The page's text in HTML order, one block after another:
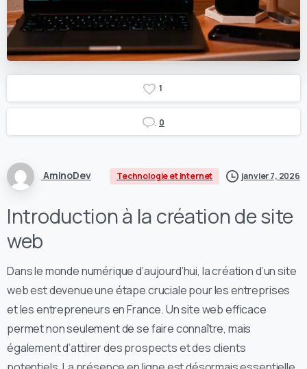
1
0
AminoDev Technologie et Internet janvier 7, 2026
Introduction à la création de site
web
Dans le monde numérique d’aujourd’hui, la création d’un site
web est devenue une étape cruciale pour les entreprises
et les entrepreneurs en France. Un site web efficace
permet non seulement de se faire connaître, mais
également d’attirer des prospects et des clients